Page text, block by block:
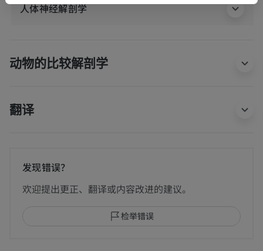
人体神经解剖学
动物的比较解剖学
翻译
发现错误？
欢迎提出更正、翻译或内容改进的建议。
检举错误